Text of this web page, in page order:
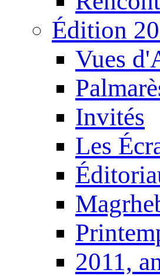
Édition
Vues
Invités
Les
2011,